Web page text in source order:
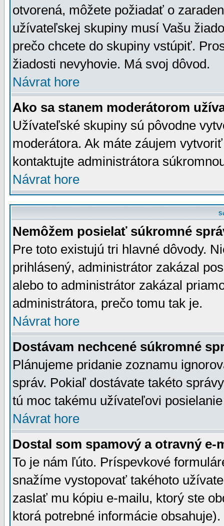
otvorená, môžete požiadať o
užívateľskej skupiny musí Vašu
prečo chcete do skupiny vstúpiť.
žiadosti nevyhovie. Má svoj dôvod.
Návrat hore
Ako sa stanem moderátorom
Užívateľské skupiny sú pôvodne
moderátora. Ak máte záujem
kontaktujte administrátora
Návrat hore
Nemôžem posielať súkromné
Pre toto existujú tri hlavné dôvody.
prihlásený, administrátor zakázal
alebo to administrátor zakázal
administrátora, prečo tomu tak je.
Návrat hore
Dostávam nechcené súkromné
Plánujeme pridanie zoznamu
správ. Pokiaľ dostávate takéto
tú moc takému užívateľovi
Návrat hore
Dostal som spamový a otravný e-
To je nám ľúto. Príspevkové
snažíme vystopovať takéhoto
zaslať mu kópiu e-mailu, ktorý ste
ktorá potrebné informácie